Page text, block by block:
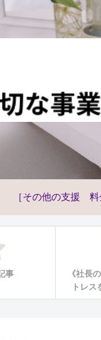
［その他の支援 料
事
《社長
トレス